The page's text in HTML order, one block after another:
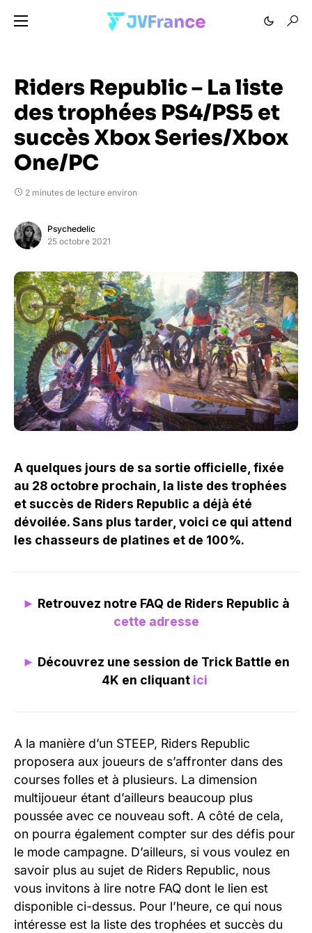
Riders Republic – La liste
des trophées PS4/PS5 et
succès Xbox Series/Xbox
One/PC
2 minutes de lecture environ
Psychedelic
25 octobre 2021
A quelques jours de sa sortie officielle, fixée
au 28 octobre prochain, la liste des trophées
et succès de Riders Republic a déjà été
dévoilée. Sans plus tarder, voici ce qui attend
les chasseurs de platines et de 100%.
► Retrouvez notre FAQ de Riders Republic à
cette adresse
► Découvrez une session de Trick Battle en
4K en cliquant ici
A la manière d’un STEEP, Riders Republic
proposera aux joueurs de s’affronter dans des
courses folles et à plusieurs. La dimension
multijoueur étant d’ailleurs beaucoup plus
poussée avec ce nouveau soft. A côté de cela,
on pourra également compter sur des défis pour
le mode campagne. D’ailleurs, si vous voulez en
savoir plus au sujet de Riders Republic, nous
vous invitons à lire notre FAQ dont le lien est
disponible ci-dessus. Pour l’heure, ce qui nous
intéresse est la liste des trophées et succès du